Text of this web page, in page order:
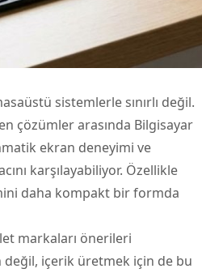
sistemlerle sınırlı değil.
çözümler arasında Bilgisayar
ekran deneyimi ve
karşılayabiliyor. Özellikle
daha kompakt bir formda
markaları önerileri
değil, içerik üretmek için de bu